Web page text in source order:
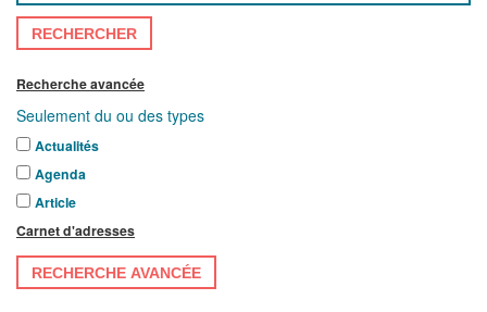
RECHERCHER
Recherche avancée
Seulement du ou des types
Actualités
Agenda
Article
Carnet d'adresses
RECHERCHE AVANCÉE